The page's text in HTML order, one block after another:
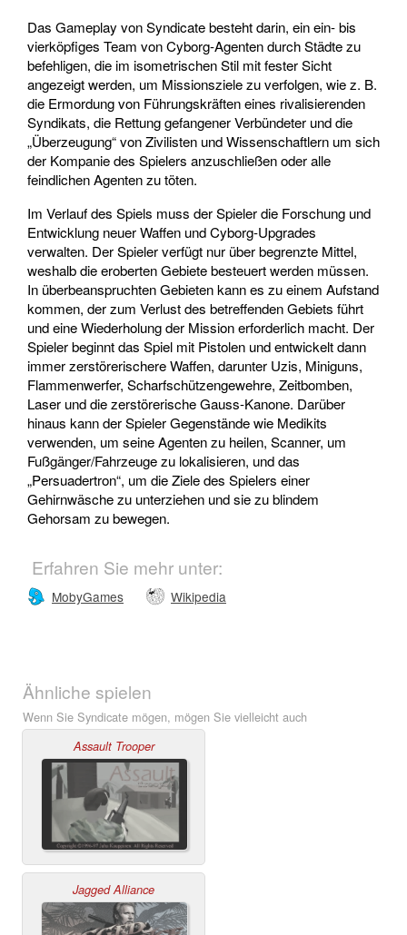
Das Gameplay von Syndicate besteht darin, ein ein- bis
vierköpfiges Team von Cyborg-Agenten durch Städte zu
befehligen, die im isometrischen Stil mit fester Sicht
angezeigt werden, um Missionsziele zu verfolgen, wie z. B.
die Ermordung von Führungskräften eines rivalisierenden
Syndikats, die Rettung gefangener Verbündeter und die
„Überzeugung“ von Zivilisten und Wissenschaftlern um sich
der Kompanie des Spielers anzuschließen oder alle
feindlichen Agenten zu töten.
Im Verlauf des Spiels muss der Spieler die Forschung und
Entwicklung neuer Waffen und Cyborg-Upgrades
verwalten. Der Spieler verfügt nur über begrenzte Mittel,
weshalb die eroberten Gebiete besteuert werden müssen.
In überbeanspruchten Gebieten kann es zu einem Aufstand
kommen, der zum Verlust des betreffenden Gebiets führt
und eine Wiederholung der Mission erforderlich macht. Der
Spieler beginnt das Spiel mit Pistolen und entwickelt dann
immer zerstörerischere Waffen, darunter Uzis, Miniguns,
Flammenwerfer, Scharfschützengewehre, Zeitbomben,
Laser und die zerstörerische Gauss-Kanone. Darüber
hinaus kann der Spieler Gegenstände wie Medikits
verwenden, um seine Agenten zu heilen, Scanner, um
Fußgänger/Fahrzeuge zu lokalisieren, und das
„Persuadertron“, um die Ziele des Spielers einer
Gehirnwäsche zu unterziehen und sie zu blindem
Gehorsam zu bewegen.
Erfahren Sie mehr unter:
MobyGames Wikipedia
Ähnliche spielen
Wenn Sie Syndicate mögen, mögen Sie vielleicht auch
Assault Trooper
Jagged Alliance